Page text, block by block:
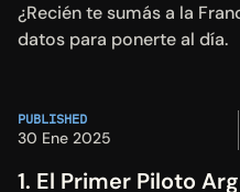
¿Recién te sumás a la
datos para ponerte al día.
PUBLISHED
30 Ene 2025
1. El Primer Piloto